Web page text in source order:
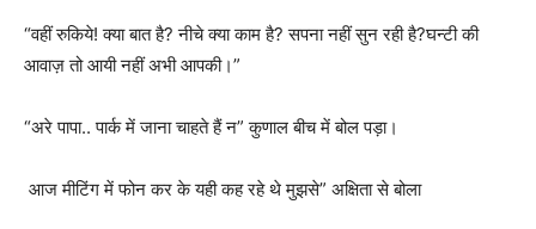
“वहीं रुकिये! क्या बात है? नीचे क्या काम है? सपना नहीं सुन रही है?घन्टी की
आवाज़ तो आयी नहीं अभी आपकी।”
“अरे पापा.. पार्क में जाना चाहते हैं न” कुणाल बीच में बोल पड़ा।
आज मीटिंग में फोन कर के यही कह रहे थे मुझसे” अक्षिता से बोला